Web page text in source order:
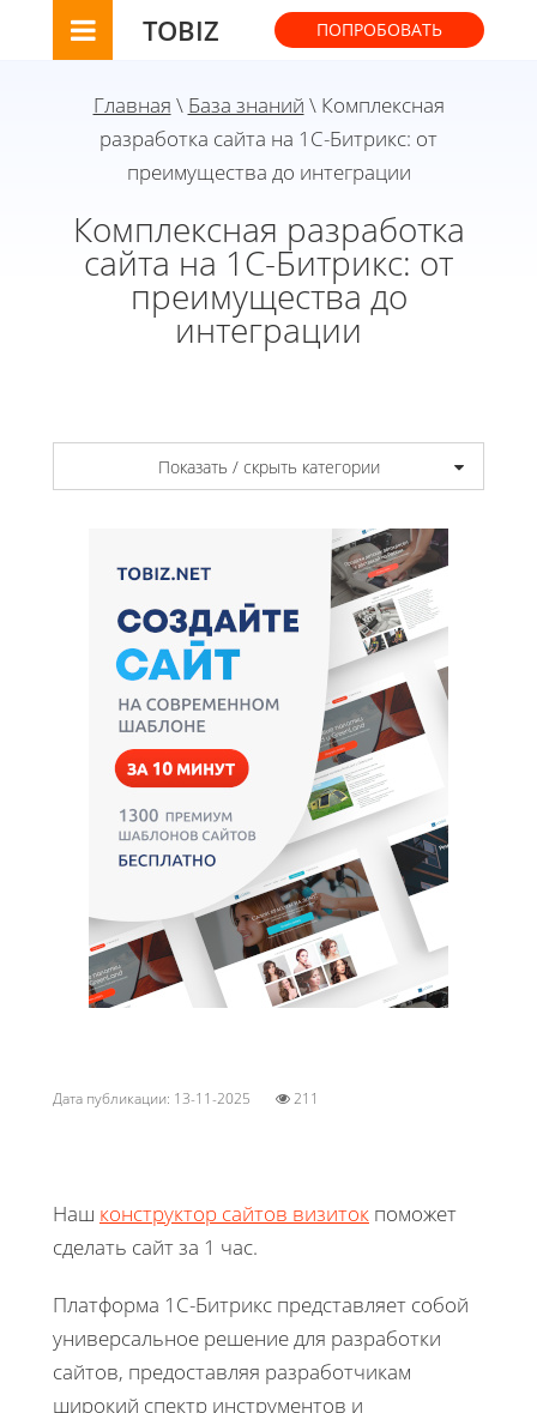
TOBIZ ПОПРОБОВАТЬ
Главная \ База знаний \ Комплексная
разработка сайта на 1С-Битрикс: от
преимущества до интеграции
Комплексная разработка
сайта на 1С-Битрикс: от
преимущества до
интеграции
Показать / скрыть категории
Дата публикации: 13-11-2025 211
Наш конструктор сайтов визиток поможет
сделать сайт за 1 час.
Платформа 1С-Битрикс представляет собой
универсальное решение для разработки
сайтов, предоставляя разработчикам
широкий спектр инструментов и